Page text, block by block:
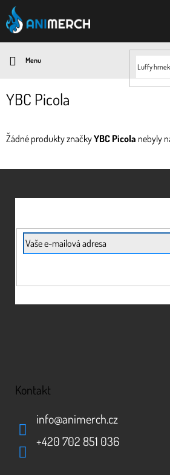
Přejít
na
obsah
YBC Picola
Žádné produkty značkyYBC Picola nebyly
E-mail
Kontakt
info@animerch.cz
+420 702 851 036